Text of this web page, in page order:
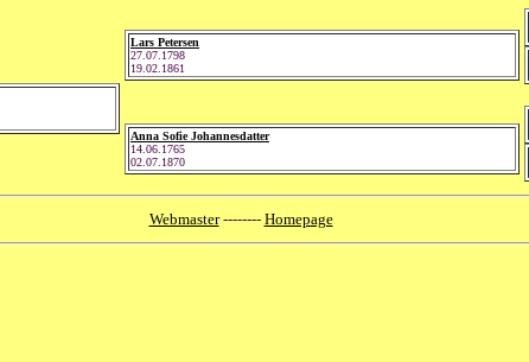
Lars Petersen
27.07.1798
19.02.1861
Anna Sofie Johannesdatter
14.06.1765
02.07.1870
Webmaster-------- Homepage